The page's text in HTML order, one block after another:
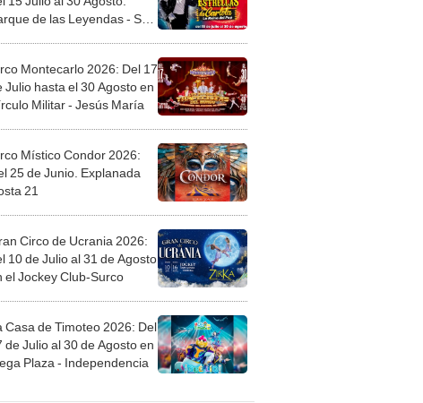
de las Leyendas - San
Montecarlo 2026: Del 17
Julio hasta el 30 Agosto en
Militar - Jesús María
Místico Condor 2026:
25 de Junio. Explanada
21
Circo de Ucrania 2026:
10 de Julio al 31 de Agosto
el Jockey Club-Surco
Casa de Timoteo 2026: Del
de Julio al 30 de Agosto en
Plaza - Independencia